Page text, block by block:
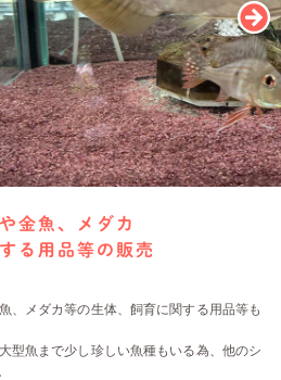
金魚、メダカ
る用品等の販売
、メダカ等の生体、飼育に関する用品等も
型魚まで少し珍しい魚種もいる為、他のシ